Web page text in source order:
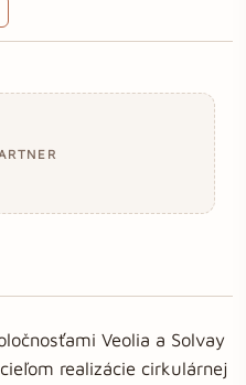
Veolia a Solvay
realizácie cirkulárnej